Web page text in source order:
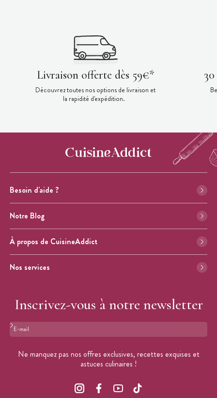
Livraison offerte dès 59€*
Découvrez toutes nos options de livraison et
la rapidité d'expédition.
Besoin d'aide ?
Notre Blog
À propos de CuisineAddict
Nos services
Inscrivez-vous à notre newsletter
Format : adresse@email.com
Ne manquez pas nos offres exclusives, recettes exquises et
astuces culinaires !